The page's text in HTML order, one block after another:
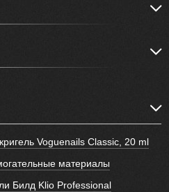
Voguenails Classic, 20 ml
материалы
Билд Klio Professional